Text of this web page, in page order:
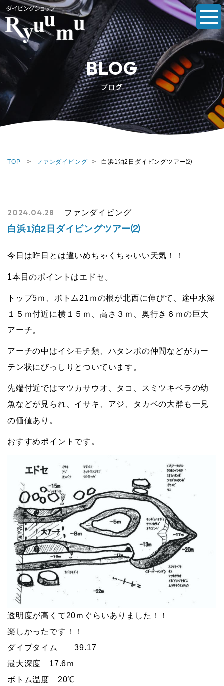
BLOG
ブログ
TOP > ファンダイビング > 白浜1泊2日ダイビングツアー⑵
2024.04.28 ファンダイビング
白浜1泊2日ダイビングツアー⑵
今日は昨日とは違いめちゃくちゃいい天気！！
1本目のポイントはエドセ。
トップ5ｍ、ボトム21ｍの根が北西に伸びて、途中水深
１５ｍ付近に横１５ｍ、高さ３ｍ、奥行き６ｍの巨大
アーチ。
アーチの中はイシモチ類、ハタンポの仲間などがカー
テン状にびっしりとついています。
先端付近ではマツカサウオ、タコ、スミツキベラの幼
魚などが見られ、イサキ、アジ、タカベの大群も一見
の価値あり。
おすすめポイントです。
透明度が高くて20ｍぐらいありました！！
楽しかったです！！
ダイブタイム 39.17
最大深度 17.6ｍ
ボトム温度 20℃